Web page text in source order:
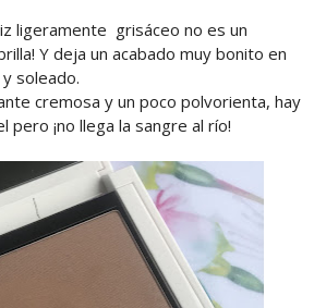
ligeramente grisáceo no es un
Y deja un acabado muy bonito en
soleado.
cremosa y un poco polvorienta, hay
pero ¡no llega la sangre al río!